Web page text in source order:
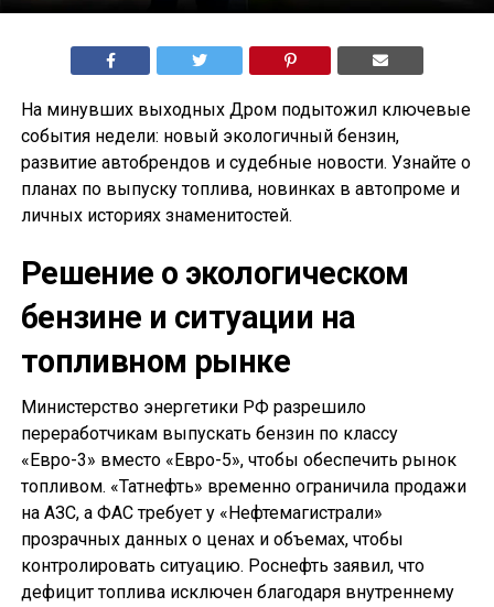
На минувших выходных Дром подытожил ключевые
события недели: новый экологичный бензин,
развитие автобрендов и судебные новости. Узнайте о
планах по выпуску топлива, новинках в автопроме и
личных историях знаменитостей.
Решение о экологическом
бензине и ситуации на
топливном рынке
Министерство энергетики РФ разрешило
переработчикам выпускать бензин по классу
«Евро-3» вместо «Евро-5», чтобы обеспечить рынок
топливом. «Татнефть» временно ограничила продажи
на АЗС, а ФАС требует у «Нефтемагистрали»
прозрачных данных о ценах и объемах, чтобы
контролировать ситуацию. Роснефть заявил, что
дефицит топлива исключен благодаря внутреннему